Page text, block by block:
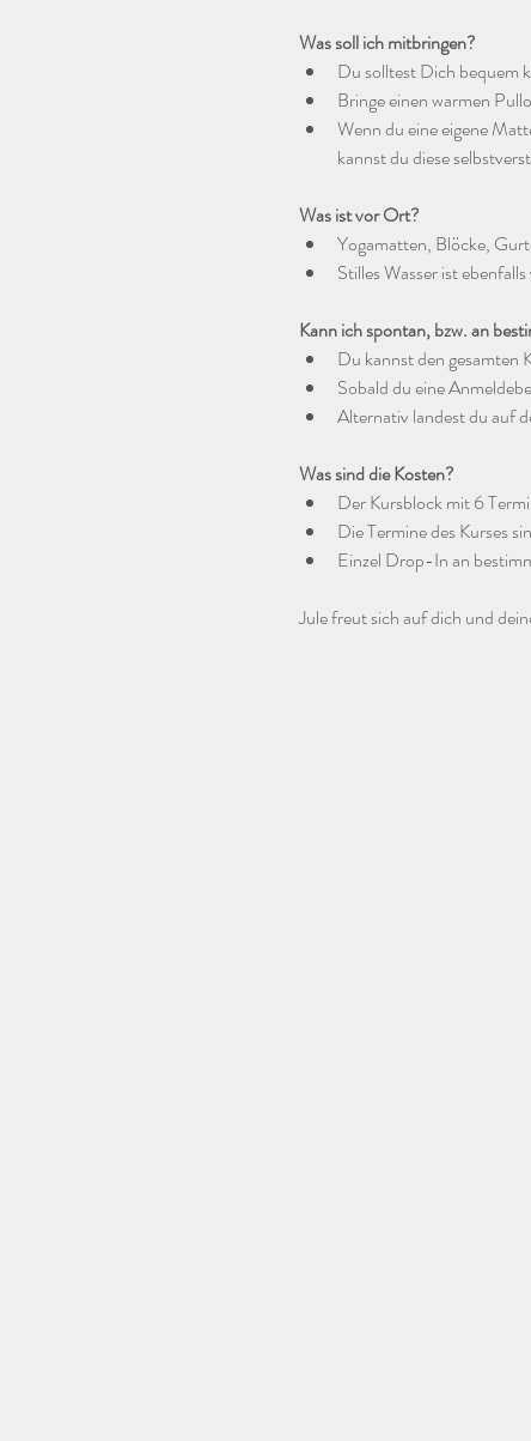
Was soll ich mitbringen?
Du solltest Dich bequem
Bringe einen warmen
Wenn du eine eigene
kannst du diese
Was ist vor Ort?
Yogamatten, Blöcke,
Stilles Wasser ist
Kann ich spontan, bzw. an
Du kannst den
Sobald du eine
Alternativ landest du auf
Was sind die Kosten?
Der Kursblock mit 6
Die Termine des Kurses
Einzel Drop-In an
Jule freut sich auf dich und